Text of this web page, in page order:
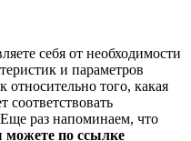
себя от необходимости
и параметров
относительно того, какая
соответствовать
раз напоминаем, что
по ссылке